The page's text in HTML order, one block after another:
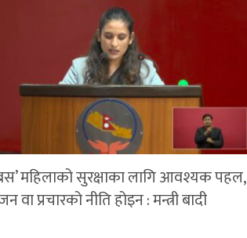
महिलाको सुरक्षाका लागि आवश्यक पहल,
वा प्रचारको नीति होइन : मन्त्री बादी